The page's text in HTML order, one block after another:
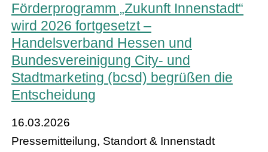
Förderprogramm „Zukunft Innenstadt“
wird 2026 fortgesetzt –
Handelsverband Hessen und
Bundesvereinigung City- und
Stadtmarketing (bcsd) begrüßen die
Entscheidung
16.03.2026
Pressemitteilung, Standort & Innenstadt